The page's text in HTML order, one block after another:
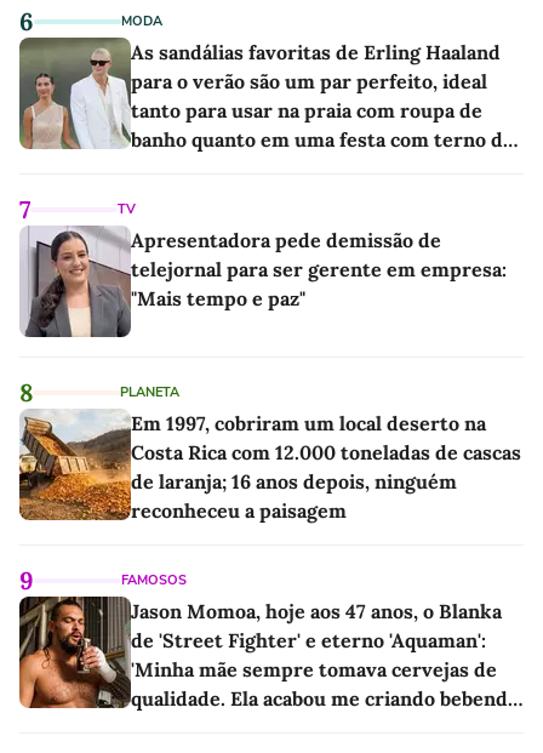
6 MODA
As sandálias favoritas de Erling Haaland
para o verão são um par perfeito, ideal
tanto para usar na praia com roupa de
banho quanto em uma festa com terno de
7 TV
Apresentadora pede demissão de
telejornal para ser gerente em empresa:
"Mais tempo e paz"
8 PLANETA
Em 1997, cobriram um local deserto na
Costa Rica com 12.000 toneladas de cascas
de laranja; 16 anos depois, ninguém
reconheceu a paisagem
9 FAMOSOS
Jason Momoa, hoje aos 47 anos, o Blanka
de 'Street Fighter' e eterno 'Aquaman':
'Minha mãe sempre tomava cervejas de
qualidade. Ela acabou me criando bebendo